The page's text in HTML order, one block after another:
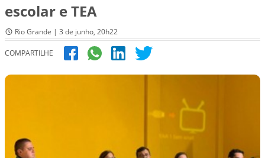
escolar e TEA
Rio Grande | 3 de junho, 20h22
COMPARTILHE